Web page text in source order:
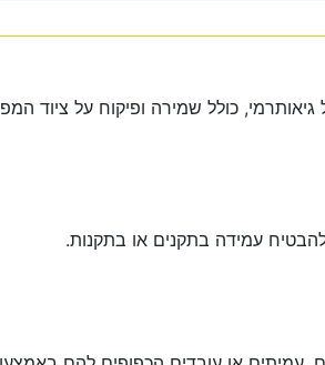
כולל שמירה ופיקוח על ציוד
עמידה בתקנים או בתקנות.